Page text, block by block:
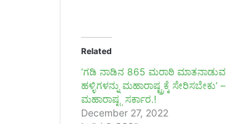
Related
‘ಗಡಿ ನಾಡಿನ 865 ಮರಾಠಿ ಮಾತನಾಡುವ
ಹಳ್ಳಿಗಳನ್ನು ಮಹಾರಾಷ್ಟ್ರಕ್ಕೆ ಸೇರಿಸಬೇಕು’ –
ಮಹಾರಾಷ್ಟ್ರ ಸರ್ಕಾರ.!
December 27, 2022